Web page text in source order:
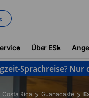
Über ESL
Sprachreise?
Costa Rica Guanacaste